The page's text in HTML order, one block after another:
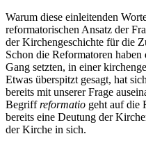
Warum diese einleitenden
reformatorischen Ansatz der
der Kirchengeschichte für die
Schon die Reformatoren haben
Gang setzten, in einer
Etwas überspitzt gesagt, hat
bereits mit unserer Frage
Begriffreformatio geht auf die
bereits eine Deutung der
der Kirche in sich.